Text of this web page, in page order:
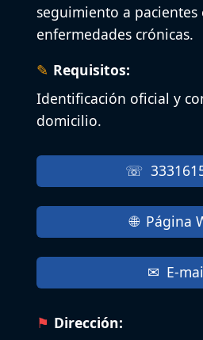
seguimiento a pacientes
enfermedades crónicas.
Requisitos:
Identificación oficial y
domicilio.
Página
E-
Dirección: